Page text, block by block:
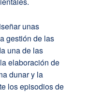
unas
gestión de las
una de las
elaboración de
dunar y la
los episodios de